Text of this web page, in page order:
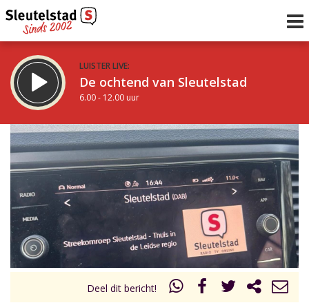
LUISTER LIVE:
De ochtend van Sleutelstad
6.00 - 12.00 uur
STRAKS:
De middag van Sleutelstad
12.00 - 18.00 uur
Vorig uur
uur 1 van 0 Volgend uur
Deel dit bericht!